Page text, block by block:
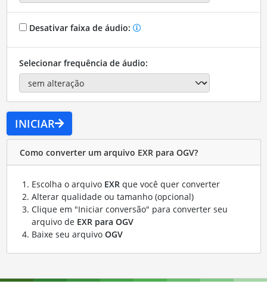
Desativar faixa de áudio:
Selecionar frequência de áudio:
INICIAR
Como converter um arquivo EXR para OGV?
Escolha o arquivo EXRque você quer converter
Alterar qualidade ou tamanho (opcional)
Clique em "Iniciar conversão" para converter seu
arquivo de EXR para OGV
Baixe seu arquivo OGV